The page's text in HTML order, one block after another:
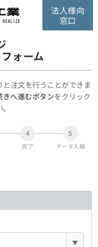
法人様向
窓口
ォーム
注文を行うことができま
きへ進むボタンをクリック
4
完了
5
データ入稿
▼